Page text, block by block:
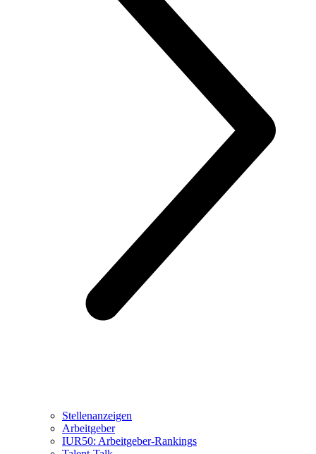
Stellenanzeigen
Arbeitgeber
IUR50: Arbeitgeber-Rankings